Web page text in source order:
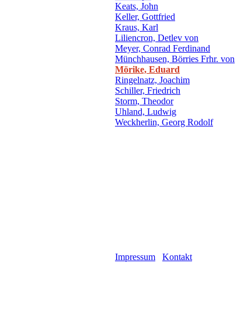
Keats, John
Keller, Gottfried
Kraus, Karl
Liliencron, Detlev von
Meyer, Conrad Ferdinand
Münchhausen, Börries Frhr. von
Mörike, Eduard
Ringelnatz, Joachim
Schiller, Friedrich
Storm, Theodor
Uhland, Ludwig
Weckherlin, Georg Rodolf
Impressum Kontakt